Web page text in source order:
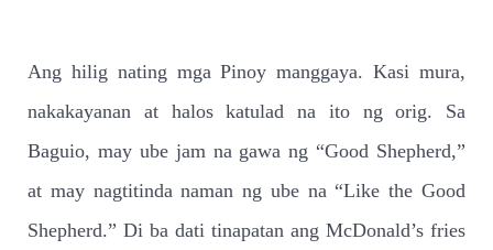
Ang hilig nating mga Pinoy manggaya. Kasi mura,
nakakayanan at halos katulad na ito ng orig. Sa
Baguio, may ube jam na gawa ng “Good Shepherd,”
at may nagtitinda naman ng ube na “Like the Good
Shepherd.” Di ba dati tinapatan ang McDonald’s fries